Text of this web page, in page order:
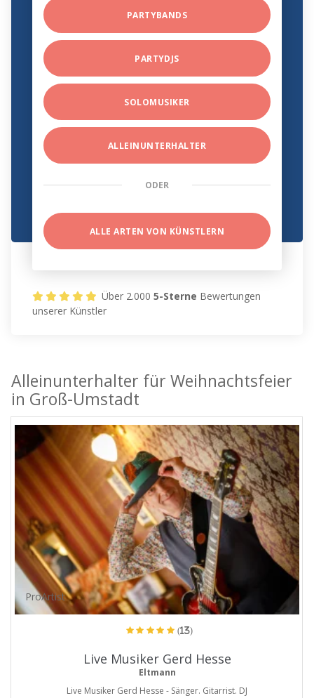
PARTYBANDS
PARTYDJS
SOLOMUSIKER
ALLEINUNTERHALTER
ODER
ALLE ARTEN VON KÜNSTLERN
Über 2.0005-Sterne Bewertungen
unserer Künstler
Alleinunterhalter für Weihnachtsfeier
in Groß-Umstadt
ProArtist
(13)
Live Musiker Gerd Hesse
Eltmann
Live Musiker Gerd Hesse - Sänger. Gitarrist. DJ